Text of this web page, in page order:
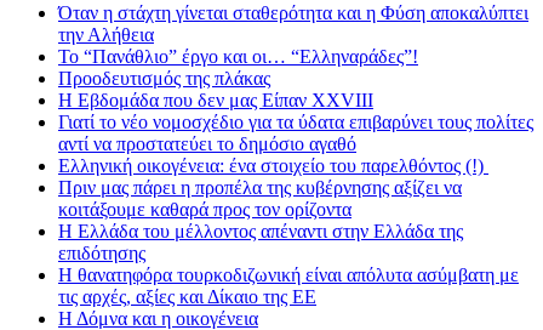
Όταν η στάχτη γίνεται σταθερότητα και η Φύση αποκαλύπτει
την Αλήθεια
Το “Πανάθλιο” έργο και οι… “Ελληναράδες”!
Προοδευτισμός της πλάκας
Η Εβδομάδα που δεν μας Είπαν XXVIII
Γιατί το νέο νομοσχέδιο για τα ύδατα επιβαρύνει τους πολίτες
αντί να προστατεύει το δημόσιο αγαθό
Ελληνική οικογένεια: ένα στοιχείο του παρελθόντος (!)
Πριν μας πάρει η προπέλα της κυβέρνησης αξίζει να
κοιτάξουμε καθαρά προς τον ορίζοντα
Η Ελλάδα του μέλλοντος απέναντι στην Ελλάδα της
επιδότησης
Η θανατηφόρα τουρκοδιζωνική είναι απόλυτα ασύμβατη με
τις αρχές, αξίες και Δίκαιο της ΕΕ
Η Δόμνα και η οικογένεια